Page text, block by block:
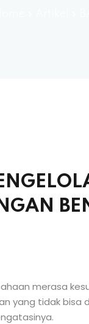
merasa
yang tidak bisa